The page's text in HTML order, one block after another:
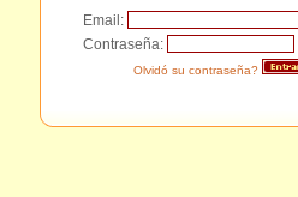
Email:
Contraseña:
Olvidó su contraseña?